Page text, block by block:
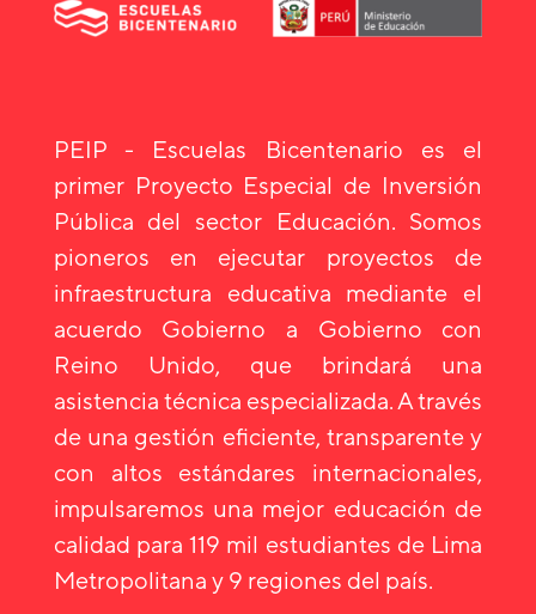
PEIP - Escuelas Bicentenario es el
primer Proyecto Especial de Inversión
Pública del sector Educación. Somos
pioneros en ejecutar proyectos de
infraestructura educativa mediante el
acuerdo Gobierno a Gobierno con
Reino Unido, que brindará una
asistencia técnica especializada. A través
de una gestión eficiente, transparente y
con altos estándares internacionales,
impulsaremos una mejor educación de
calidad para 119 mil estudiantes de Lima
Metropolitana y 9 regiones del país.